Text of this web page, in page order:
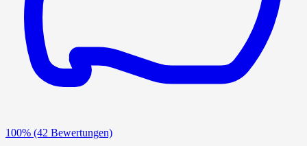
100% (42 Bewertungen)